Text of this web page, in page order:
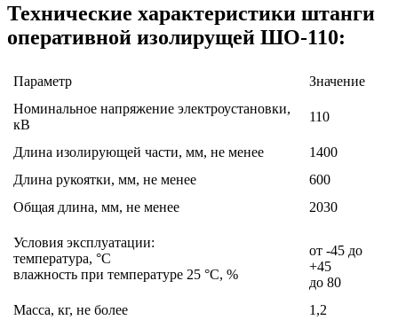
Технические характеристики штанги
оперативной изолирущей ШО-110:
Параметр
Значение
Номинальное напряжение электроустановки,
кВ
110
Длина изолирующей части, мм, не менее
1400
Длина рукоятки, мм, не менее
600
Общая длина, мм, не менее
2030
Условия эксплуатации:
температура, °С
влажность при температуре 25 °С, %
от -45 до
+45
до 80
Масса, кг, не более
1,2